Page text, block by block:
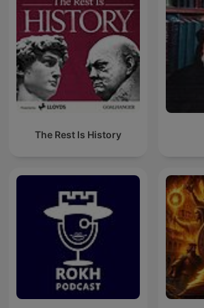
The Rest Is History